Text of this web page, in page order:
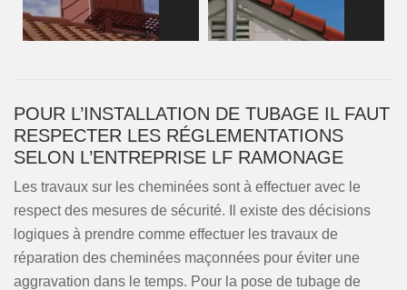
POUR L’INSTALLATION DE TUBAGE IL FAUT
RESPECTER LES RÉGLEMENTATIONS
SELON L’ENTREPRISE LF RAMONAGE
Les travaux sur les cheminées sont à effectuer avec le
respect des mesures de sécurité. Il existe des décisions
logiques à prendre comme effectuer les travaux de
réparation des cheminées maçonnées pour éviter une
aggravation dans le temps. Pour la pose de tubage de